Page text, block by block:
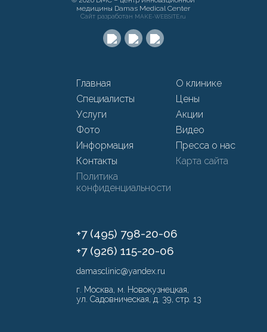
медицины Damas Medical Center
Сайт разработан MAKE-WEBSITE.ru
Главная
О клинике
Специалисты
Цены
Услуги
Акции
Фото
Видео
Информация
Пресса о нас
Контакты
Карта сайта
Политика
конфиденциальности
+7 (495) 798-20-06
+7 (926) 115-20-06
damasclinic@yandex.ru
г. Москва, м. Новокузнецкая,
ул. Садовническая, д. 39, стр. 13